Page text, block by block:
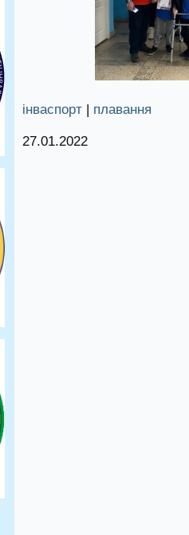
інваспорт | плавання
27.01.2022